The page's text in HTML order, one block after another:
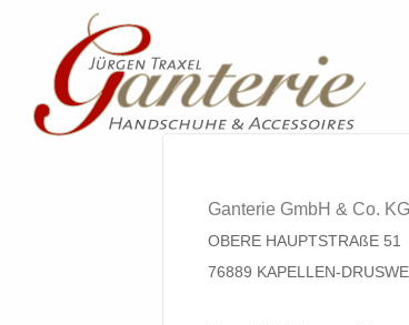
Ganterie GmbH & Co. KG
OBERE HAUPTSTRAßE 51
76889 KAPELLEN-